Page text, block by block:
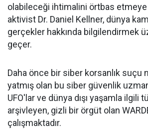
olabileceği ihtimalini örtbas etmeye
aktivist Dr. Daniel Kellner, dünya
gerçekler hakkında bilgilendirmek
geçer.
Daha önce bir siber korsanlık suçu
yatmış olan bu siber güvenlik
UFO'lar ve dünya dışı yaşamla ilgili
arşivleyen, gizli bir örgüt olan
çalışmaktadır.